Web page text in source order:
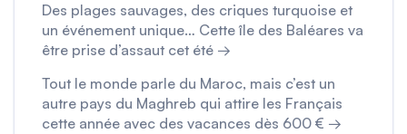
Des plages sauvages, des criques turquoise et
un événement unique… Cette île des Baléares va
être prise d’assaut cet été →
Tout le monde parle du Maroc, mais c’est un
autre pays du Maghreb qui attire les Français
cette année avec des vacances dès 600 € →